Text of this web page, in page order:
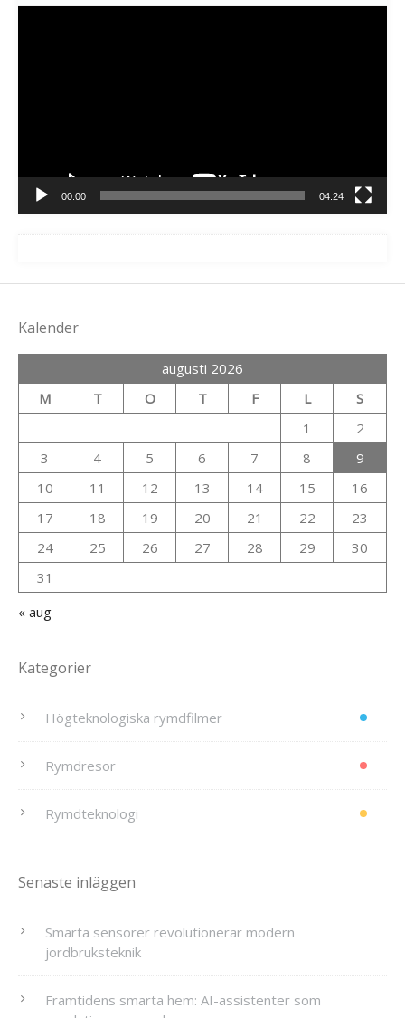
00:00 04:24
Kalender
augusti 2026
M
T O T F L
S
1
2
3
4 5 6 7 8
9
10
11 12 13 14 15
16
17
18 19 20 21 22
23
24
25 26 27 28 29
30
31
« aug
Kategorier
Högteknologiska rymdfilmer
Rymdresor
Rymdteknologi
Senaste inläggen
Smarta sensorer revolutionerar modern
jordbruksteknik
Framtidens smarta hem: AI-assistenter som